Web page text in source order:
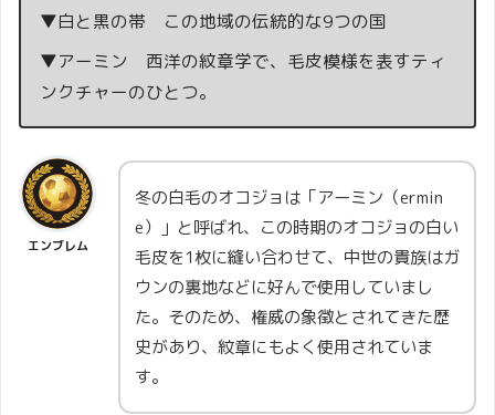
▼白と黒の帯 この地域の伝統的な9つの国
▼アーミン 西洋の紋章学で、毛皮模様を表すティ
ンクチャーのひとつ。
エンブレム
冬の白毛のオコジョは「アーミン（ermin
e）」と呼ばれ、この時期のオコジョの白い
毛皮を1枚に縫い合わせて、中世の貴族はガ
ウンの裏地などに好んで使用していまし
た。そのため、権威の象徴とされてきた歴
史があり、紋章にもよく使用されていま
す。